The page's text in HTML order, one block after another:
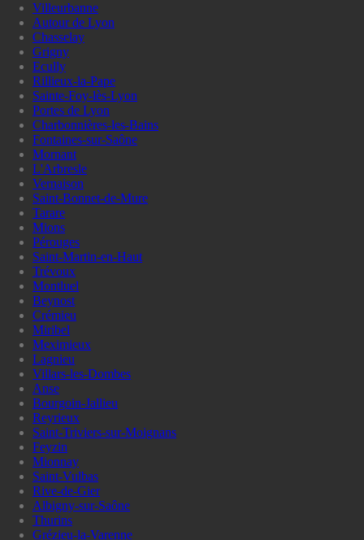
Villeurbanne
Autour de Lyon
Chasselay
Grigny
Ecully
Rillieux-la-Pape
Sainte-Foy-lès-Lyon
Portes de Lyon
Charbonnières-les-Bains
Fontaines-sur-Saône
Mornant
L'Arbresle
Vernaison
Saint-Bonnet-de-Mure
Tarare
Mions
Pérouges
Saint-Martin-en-Haut
Trévoux
Montluel
Beynost
Crémieu
Miribel
Meximieux
Lagnieu
Villars-les-Dombes
Anse
Bourgoin-Jallieu
Reyrieux
Saint-Triviers-sur-Moignans
Feyzin
Mionnay
Saint-Vulbas
Rive-de-Gier
Albigny-sur-Saône
Thurins
Grézieu-la-Varenne